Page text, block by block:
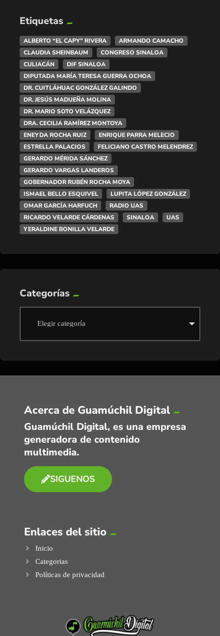
Etiquetas
ALBERTO “EL CAPY” RIVERA
ARMANDO CAMACHO
CLAUDIA SHEINBAUM
CONGRESO SINALOA
CULIACÁN
DIF SINALOA
DIPUTADA MARÍA TERESA GUERRA OCHOA
DR. CUITLÁHUAC GONZÁLEZ GALINDO
DR. JESÚS MADUEÑA MOLINA
DR. MARIO SOTO VELÁZQUEZ
DRA. CECILIA RAMÍREZ MONTOYA
ENEYDA ROCHA RUIZ
ENRIQUE PARRA MELECIO
ESTRELLA PALACIOS
FELICIANO CASTRO MELENDREZ
GERARDO MÉRIDA SÁNCHEZ
GERARDO VARGAS LANDEROS
GOBERNADOR RUBÉN ROCHA MOYA
ISMAEL BELLO ESQUIVEL
LUPITA LÓPEZ GONZÁLEZ
OMAR GARCÍA HARFUCH
RADIO UAS
RICARDO VELARDE CÁRDENAS
SINALOA
UAS
YERALDINE BONILLA VELARDE
Categorías
Acerca de Guamúchil Digital
Guamúchil Digital, es una empresa
generadora de contenido
multimedia.
SIGUENOS
Enlaces del sitio
Inicio
Categorias
Políticas de privacidad